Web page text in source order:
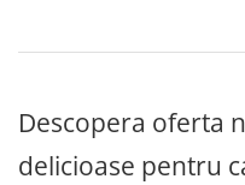
Descopera oferta
delicioase pentru